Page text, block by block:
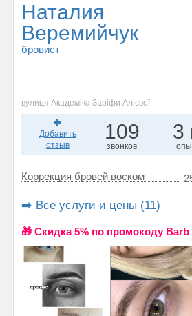
Наталия
Веремийчук
бровист
вулиця Академіка Заріфи Алієвої
Добавить
отзыв
109
звонков
3
Коррекция бровей воском
➡️ Все услуги и цены (11)
🎁 Cкидка 5% по промокоду Barb